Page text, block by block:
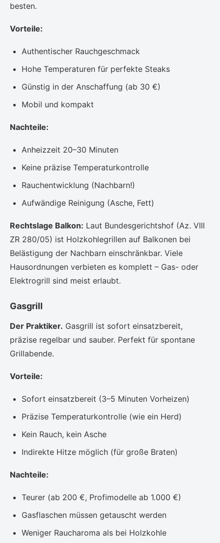
besten.
Vorteile:
Authentischer Rauchgeschmack
Hohe Temperaturen für perfekte Steaks
Günstig in der Anschaffung (ab 30 €)
Mobil und kompakt
Nachteile:
Anheizzeit 20–30 Minuten
Keine präzise Temperaturkontrolle
Rauchentwicklung (Nachbarn!)
Aufwändige Reinigung (Asche, Fett)
Rechtslage Balkon: Laut Bundesgerichtshof (Az. VIII
ZR 280/05) ist Holzkohlegrillen auf Balkonen bei
Belästigung der Nachbarn einschränkbar. Viele
Hausordnungen verbieten es komplett – Gas- oder
Elektrogrill sind meist erlaubt.
Gasgrill
Der Praktiker. Gasgrill ist sofort einsatzbereit,
präzise regelbar und sauber. Perfekt für spontane
Grillabende.
Vorteile:
Sofort einsatzbereit (3–5 Minuten Vorheizen)
Präzise Temperaturkontrolle (wie ein Herd)
Kein Rauch, kein Asche
Indirekte Hitze möglich (für große Braten)
Nachteile:
Teurer (ab 200 €, Profimodelle ab 1.000 €)
Gasflaschen müssen getauscht werden
Weniger Raucharoma als bei Holzkohle